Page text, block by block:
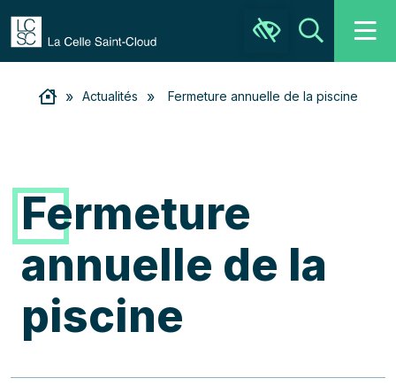
Ouvrir la barre d’outils
» Actualités » Fermeture annuelle de la piscine
Fermeture
annuelle de la
piscine